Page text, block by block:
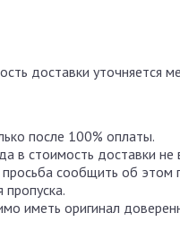
доставки уточняется
после 100% оплаты.
в стоимость доставки
сообщить об
иметь оригинал